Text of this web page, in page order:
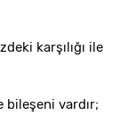
karşılığı ile
vardır;